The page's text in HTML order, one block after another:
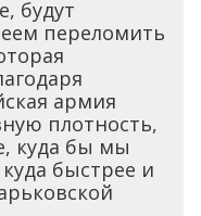
будут
переломить
армия
плотность,
куда бы мы
быстрее и